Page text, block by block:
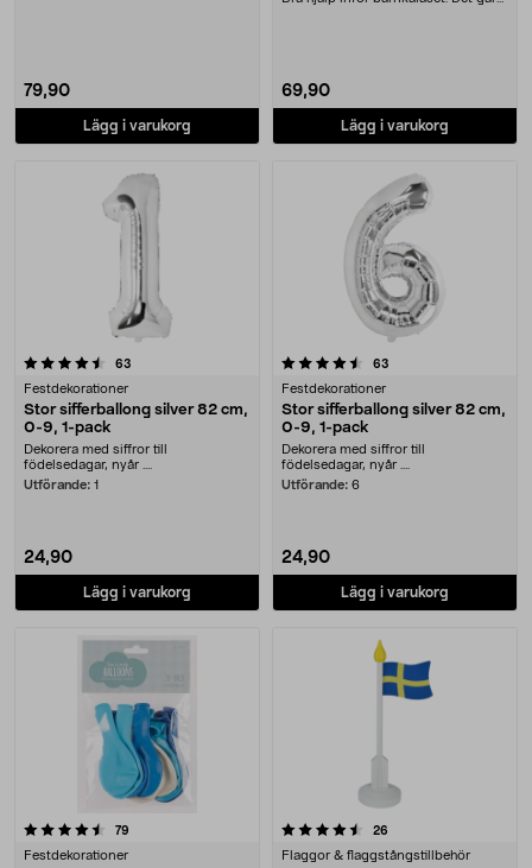
79,90
Lägg i varukorg
69,90
Lägg i varukorg
63
Festdekorationer
Stor sifferballong silver 82 cm,
0-9, 1-pack
Dekorera med siffror till
födelsedagar, nyår ....
Utförande: 1
24,90
Lägg i varukorg
4.5 av 5 stjärnor 63
Festdekorationer
Stor sifferballong silver 82 cm,
0-9, 1-pack
Dekorera med siffror till
födelsedagar, nyår ....
Utförande: 6
24,90
Lägg i varukorg
79
Festdekorationer
4.5 av 5 stjärnor 26
Flaggor & flaggstångstillbehör